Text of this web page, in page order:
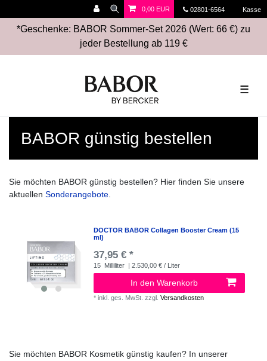
02801-6564 Kasse
0,00 EUR
*Geschenke: BABOR Sommer-Set 2026 (Wert: 66 €) zu
jeder Bestellung ab 119 €
☰
BABOR günstig bestellen
Sie möchten BABOR günstig bestellen? Hier finden Sie unsere
aktuellen Sonderangebote
DOCTOR BABOR Collagen Booster Cream (15
ml)
37,95 € *
15 Milliliter | 2.530,00 € / Liter
In den Warenkorb
*inkl. ges. MwSt. zzgl.Versandkosten
Sie möchten BABOR Kosmetik günstig kaufen? In unserer